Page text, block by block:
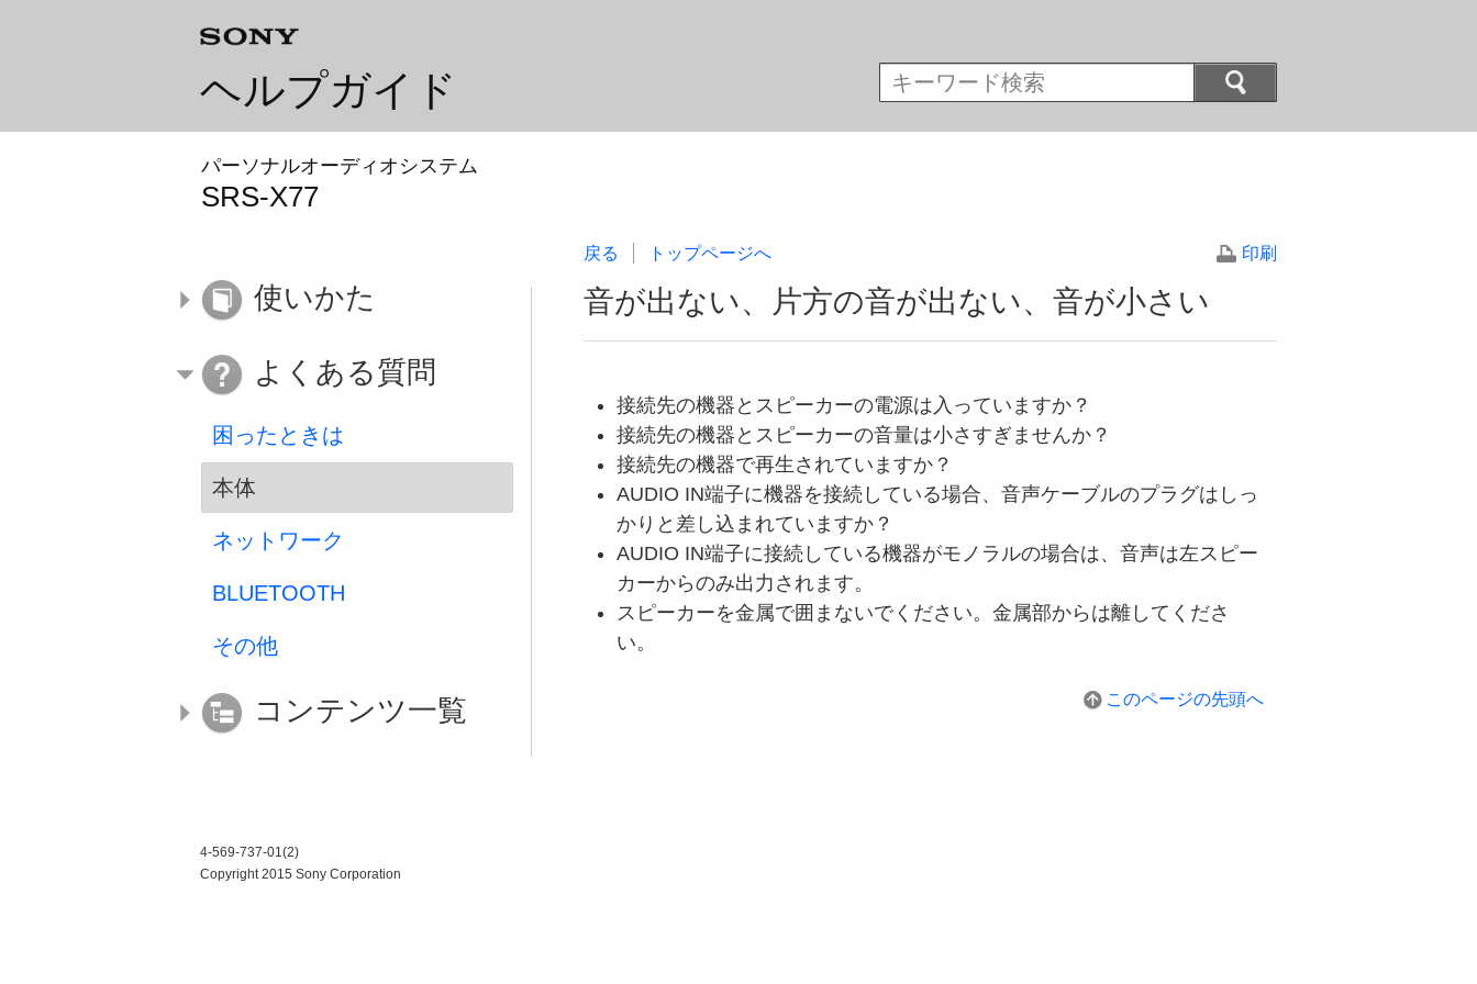
ヘルプガイド
パーソナルオーディオシステム
SRS-X77
戻る トップページへ 印刷
音が出ない、片方の音が出ない、音が小さい
接続先の機器とスピーカーの電源は入っていますか？
接続先の機器とスピーカーの音量は小さすぎませんか？
接続先の機器で再生されていますか？
AUDIO IN端子に機器を接続している場合、音声ケーブルのプラグはしっ
かりと差し込まれていますか？
AUDIO IN端子に接続している機器がモノラルの場合は、音声は左スピー
カーからのみ出力されます。
スピーカーを金属で囲まないでください。金属部からは離してくださ
い。
このページの先頭へ
使いかた
よくある質問
困ったときは
本体
ネットワーク
BLUETOOTH
その他
コンテンツ一覧
4-569-737-01(2)
Copyright 2015 Sony Corporation